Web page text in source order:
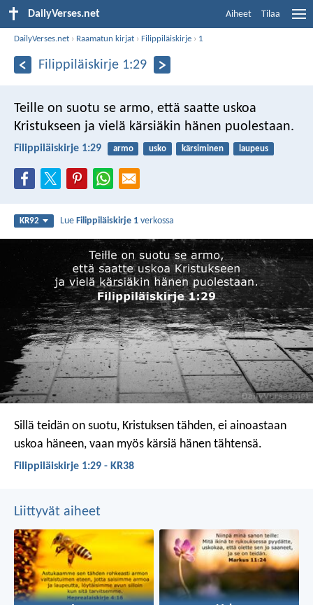
DailyVerses.net Aiheet Tilaa
DailyVerses.net › Raamatun kirjat ›Filippiläiskirje › 1
Filippiläiskirje 1:29
Teille on suotu se armo, että saatte uskoa
Kristukseen ja vielä kärsiäkin hänen puolestaan.
Filippiläiskirje 1:29 armo usko kärsiminen laupeus
KR92 LueFilippiläiskirje 1 verkossa
Sillä teidän on suotu, Kristuksen tähden, ei ainoastaan
uskoa häneen, vaan myös kärsiä hänen tähtensä.
Filippiläiskirje 1:29 - KR38
Liittyvät aiheet